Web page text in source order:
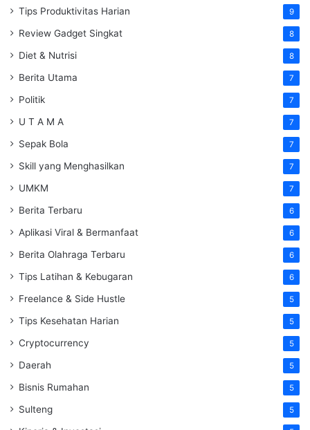
Tips Produktivitas Harian 9
Review Gadget Singkat 8
Diet & Nutrisi 8
Berita Utama 7
Politik 7
U T A M A 7
Sepak Bola 7
Skill yang Menghasilkan 7
UMKM 7
Berita Terbaru 6
Aplikasi Viral & Bermanfaat 6
Berita Olahraga Terbaru 6
Tips Latihan & Kebugaran 6
Freelance & Side Hustle 5
Tips Kesehatan Harian 5
Cryptocurrency 5
Daerah 5
Bisnis Rumahan 5
Sulteng 5